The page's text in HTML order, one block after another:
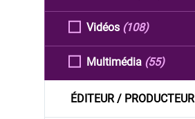
Vidéos (108)
Multimédia (55)
ÉDITEUR / PRODUCTEUR